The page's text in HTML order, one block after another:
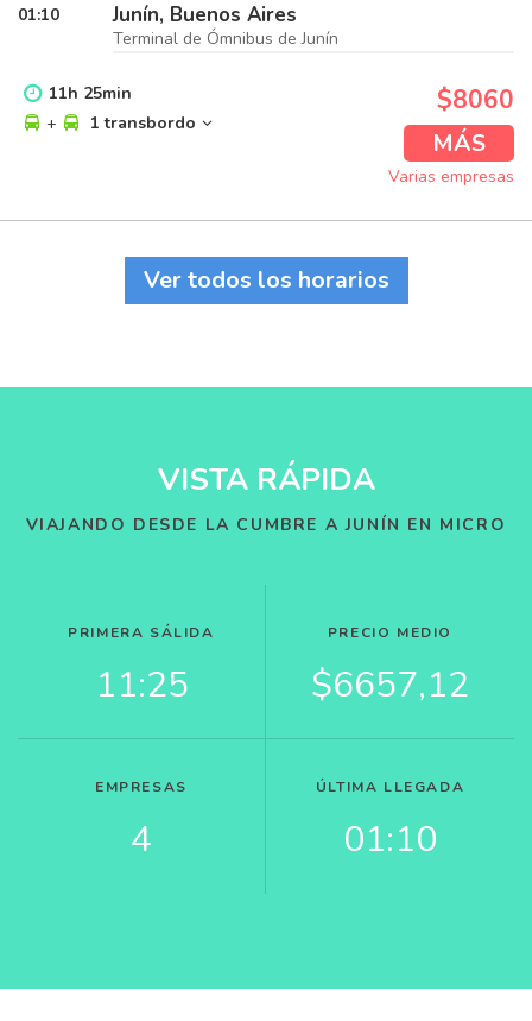
01:10 Junín, Buenos Aires
Terminal de Ómnibus de Junín
11h 25min
+
1 transbordo
$8060
MÁS
Varias empresas
Ver todos los horarios
VISTA RÁPIDA
VIAJANDO DESDE LA CUMBRE A JUNÍN EN MICRO
PRIMERA SÁLIDA
11:25
PRECIO MEDIO
$6657,12
EMPRESAS
4
ÚLTIMA LLEGADA
01:10